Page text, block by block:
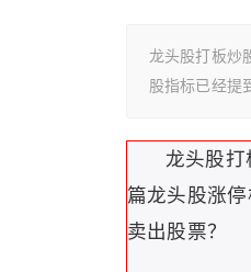
龙头股打板炒
股指标已经提
龙头股
篇龙头股涨
卖出股票？